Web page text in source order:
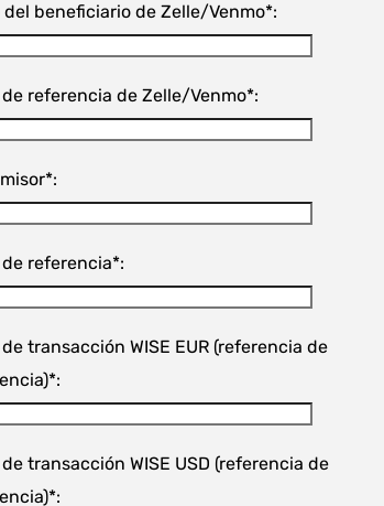
beneficiario de Zelle/Venmo*:
referencia de Zelle/Venmo*:
referencia*:
transacción WISE EUR (referencia de
transacción WISE USD (referencia de